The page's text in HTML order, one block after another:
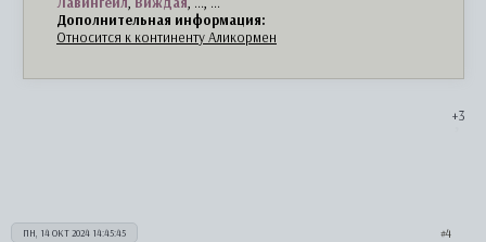
Дополнительная информация:
Относится к континенту Аликормен
+3
4
ПН, 14 ОКТ 2024 14:45:45